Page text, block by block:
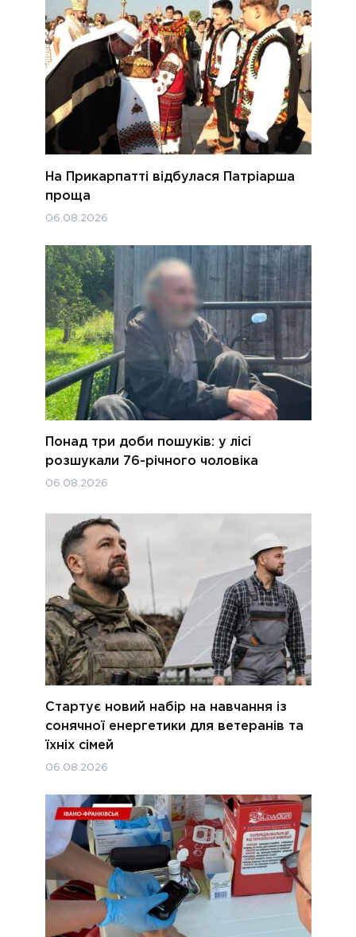
На Прикарпатті відбулася Патріарша
проща
06.08.2026
Понад три доби пошуків: у лісі
розшукали 76-річного чоловіка
06.08.2026
Стартує новий набір на навчання із
сонячної енергетики для ветеранів та
їхніх сімей
06.08.2026